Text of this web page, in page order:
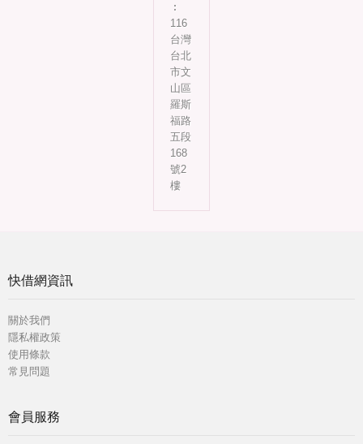
︰
116
台灣
台北
市文
山區
羅斯
福路
五段
168
號2
樓
快借網資訊
關於我們
隱私權政策
使用條款
常見問題
會員服務